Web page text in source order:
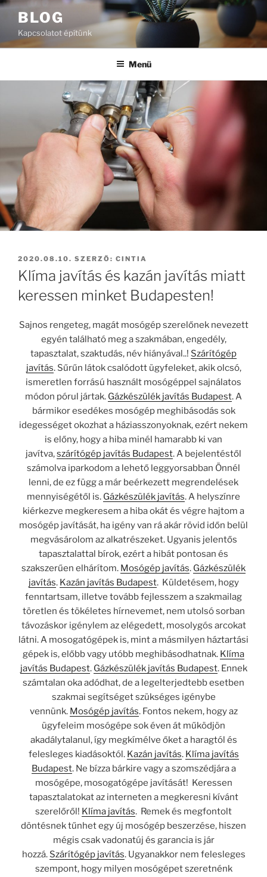
Tartalomhoz
BLOG
Kapcsolatot építünk
Menü
BEKÜLDVE:
2020.08.10. SZERZŐ: CINTIA
Klíma javítás és kazán javítás miatt
keressen minket Budapesten!
Sajnos rengeteg, magát mosógép szerelőnek nevezett
egyén található meg a szakmában, engedély,
tapasztalat, szaktudás, név hiányával..! Szárítógép
javítás. Sűrűn látok csalódott ügyfeleket, akik olcsó,
ismeretlen forrású használt mosógéppel sajnálatos
módon pórul jártak. Gázkészülék javítás Budapest. A
bármikor esedékes mosógép meghibásodás sok
idegességet okozhat a háziasszonyoknak, ezért nekem
is előny, hogy a hiba minél hamarabb ki van
javítva,szárítógép javítás Budapest. A bejelentéstől
számolva iparkodom a lehető leggyorsabban Önnél
lenni, de ez függ a már beérkezett megrendelések
mennyiségétől is. Gázkészülék javítás. A helyszínre
kiérkezve megkeresem a hiba okát és végre hajtom a
mosógép javítását, ha igény van rá akár rövid időn belül
megvásárolom az alkatrészeket. Ugyanis jelentős
tapasztalattal bírok, ezért a hibát pontosan és
szakszerűen elhárítom. Mosógép javítás. Gázkészülék
javítás. Kazán javítás Budapest. Küldetésem, hogy
fenntartsam, illetve tovább fejlesszem a szakmailag
töretlen és tökéletes hírnevemet, nem utolsó sorban
távozáskor igénylem az elégedett, mosolygós arcokat
látni. A mosogatógépek is, mint a másmilyen háztartási
gépek is, előbb vagy utóbb meghibásodhatnak. Klíma
javítás Budapest. Gázkészülék javítás Budapest. Ennek
számtalan oka adódhat, de a legelterjedtebb esetben
szakmai segítséget szükséges igénybe
vennünk. Mosógép javítás. Fontos nekem, hogy az
ügyfeleim mosógépe sok éven át működjön
akadálytalanul, így megkímélve őket a haragtól és
felesleges kiadásoktól. Kazán javítás. Klíma javítás
Budapest. Ne bízza bárkire vagy a szomszédjára a
mosógépe, mosogatógépe javítását! Keressen
tapasztalatokat az interneten a megkeresni kívánt
szerelőről! Klíma javítás. Remek és megfontolt
döntésnek tűnhet egy új mosógép beszerzése, hiszen
mégis csak vadonatúj és garancia is jár
hozzá. Szárítógép javítás. Ugyanakkor nem felesleges
szempont, hogy milyen mosógépet szeretnénk